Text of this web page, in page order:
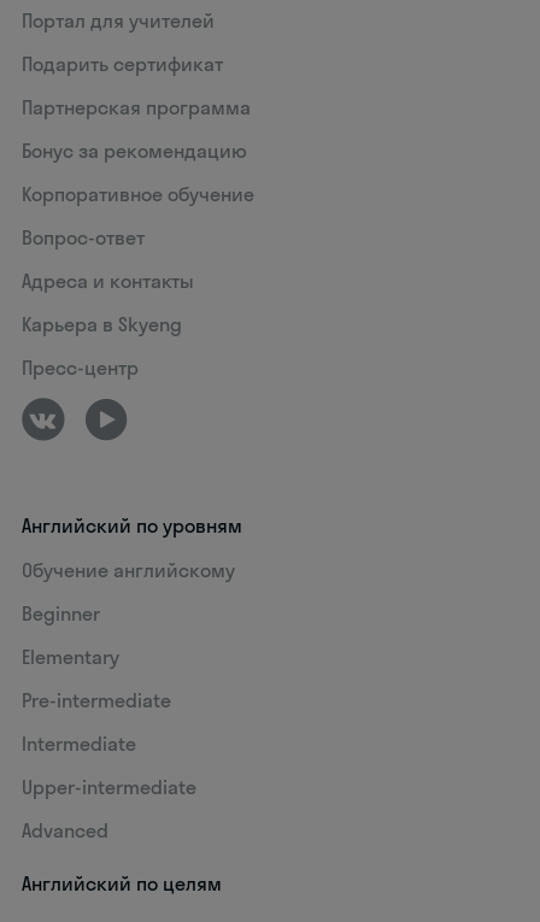
Портал для учителей
Подарить сертификат
Партнерская программа
Бонус за рекомендацию
Корпоративное обучение
Вопрос-ответ
Адреса и контакты
Карьера в Skyeng
Пресс-центр
Английский по уровням
Обучение английскому
Beginner
Elementary
Pre-intermediate
Intermediate
Upper-intermediate
Advanced
Английский по целям